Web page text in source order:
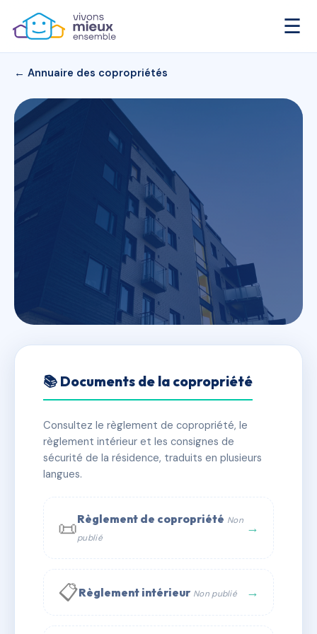
☰
← Annuaire des copropriétés
30 RUE DE LA CONVENTION
✓ Immatriculée 🏠 27 lots 🏗 1 bâtiment(s)
📞 Contacter Syndic Digital
📚 Documents de la copropriété
Consultez le règlement de copropriété, le
règlement intérieur et les consignes de
sécurité de la résidence, traduits en plusieurs
langues.
📜Règlement de copropriété Non
publié
→
📋Règlement intérieur Non publié →